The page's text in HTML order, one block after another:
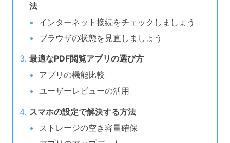
法
インターネット接続をチェックしましょう
ブラウザの状態を見直しましょう
最適なPDF閲覧アプリの選び方
アプリの機能比較
ユーザーレビューの活用
スマホの設定で解決する方法
ストレージの空き容量確保